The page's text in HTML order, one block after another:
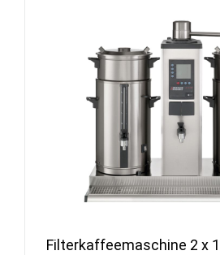
Filterkaffeemaschine 2 x